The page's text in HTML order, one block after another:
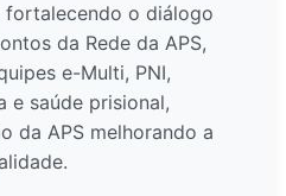
fortalecendo o diálogo
da Rede da APS,
e-Multi, PNI,
e saúde prisional,
da APS melhorando a